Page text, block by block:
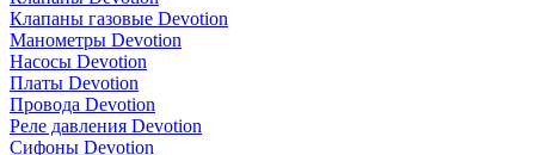
Клапаны газовые Devotion
Манометры Devotion
Насосы Devotion
Платы Devotion
Провода Devotion
Реле давления Devotion
Сифоны Devotion